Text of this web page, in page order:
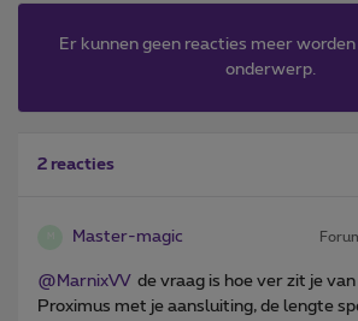
Er kunnen geen reacties meer
onderwerp.
2 reacties
Master-magic
@MarnixVVde vraag is hoe ver zit je
Proximus met je aansluiting, de lengte